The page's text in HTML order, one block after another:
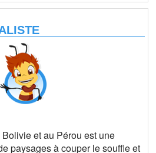
et au Pérou est une
paysages à couper le souffle et